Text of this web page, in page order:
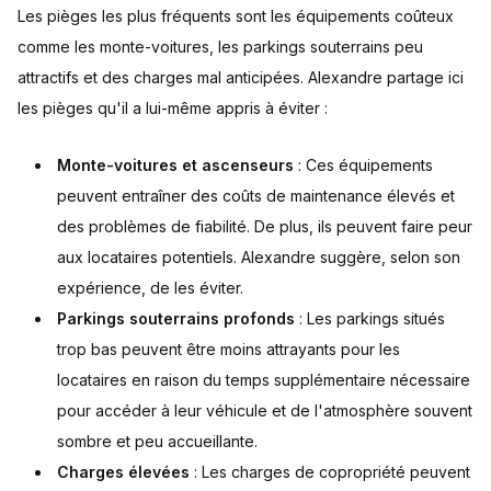
Les pièges les plus fréquents sont les équipements coûteux
comme les monte-voitures, les parkings souterrains peu
attractifs et des charges mal anticipées. Alexandre partage ici
les pièges qu'il a lui-même appris à éviter :
Monte-voitures et ascenseurs : Ces équipements
peuvent entraîner des coûts de maintenance élevés et
des problèmes de fiabilité. De plus, ils peuvent faire peur
aux locataires potentiels. Alexandre suggère, selon son
expérience, de les éviter.
Parkings souterrains profonds : Les parkings situés
trop bas peuvent être moins attrayants pour les
locataires en raison du temps supplémentaire nécessaire
pour accéder à leur véhicule et de l'atmosphère souvent
sombre et peu accueillante.
Charges élevées : Les charges de copropriété peuvent